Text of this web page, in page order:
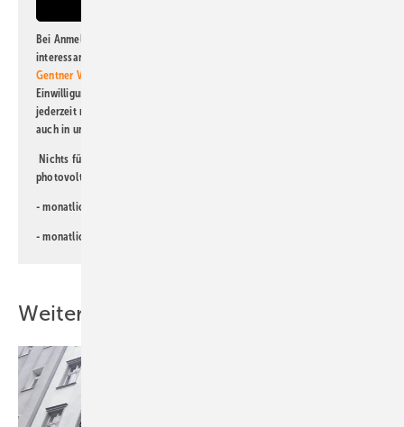
Bei Anmeldung zu diesem Newsletter bin ich damit einverstanden, über
interessante Verlags- und Online-Angebote
Gentner Verlag GmbH & Co. KG
Einwilligung kann ich jederzeit widerrufen und eine Abmeldung ist
jederzeit möglich. Informationen zum Umgang mit Daten finden Sie
auch in unserer
Nichts für Sie dabei? Dann lesen Sie doch einen unserer weiteren
photovoltaik-Newsletter!
- monatlicher
- monatlicher
Weitere Inhalte